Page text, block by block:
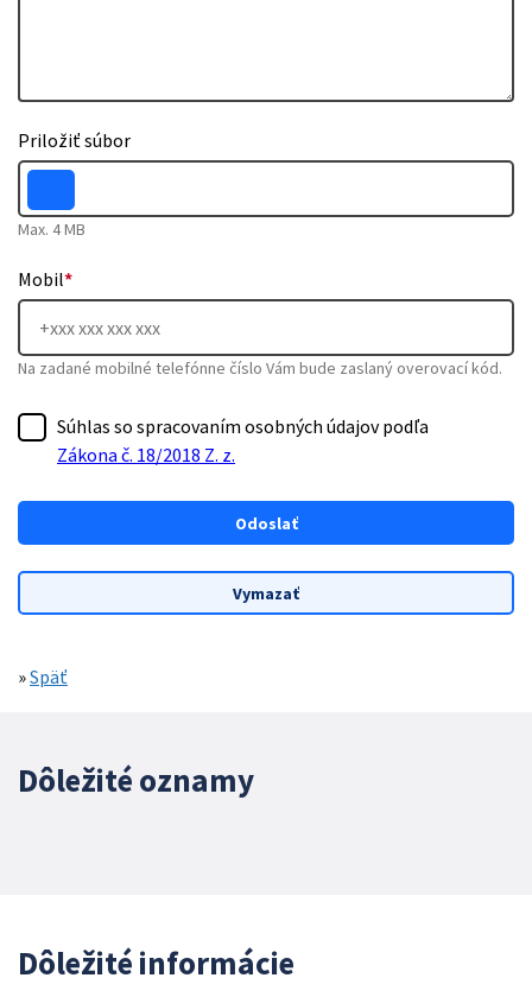
Priložiť súbor
Max. 4 MB
Mobil*
Na zadané mobilné telefónne číslo Vám bude zaslaný overovací kód.
Súhlas so spracovaním osobných údajov podľa
Zákona č. 18/2018 Z. z.
»Späť
Dôležité oznamy
Dôležité informácie